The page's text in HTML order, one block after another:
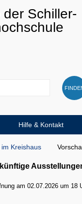
Hilfe & Kontakt
im Kreishaus